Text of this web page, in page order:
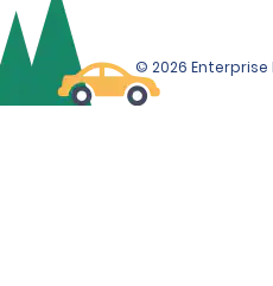
© 2026 Enterprise